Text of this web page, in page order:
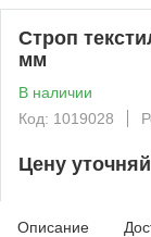
Строп
мм
В наличии
Код: 1019028
Цену
Описание